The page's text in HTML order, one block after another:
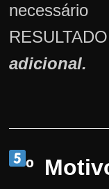
adicional.
º